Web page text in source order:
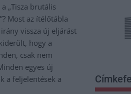
„Tisza brutális
Most az ítélőtábla
vissza új eljárást
hogy a
csak nem
egyes új
a feljelentések a